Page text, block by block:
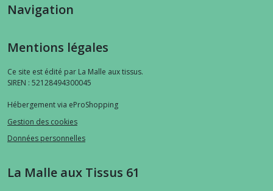
Navigation
Mentions légales
Ce site est édité par La Malle aux tissus.
SIREN : 52128494300045
Hébergement via eProShopping
Gestion des cookies
Données personnelles
La Malle aux Tissus 61